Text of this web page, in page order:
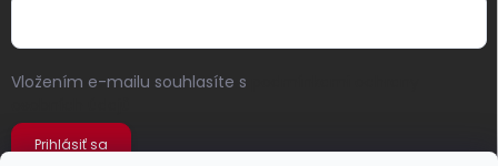
Vložením e-mailu souhlasíte s
Prihlásiť sa